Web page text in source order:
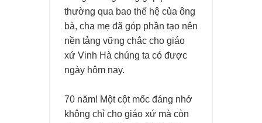
thường qua bao thế hệ của ông
bà, cha mẹ đã góp phần tạo nên
nền tảng vững chắc cho giáo
xứ Vinh Hà chúng ta có được
ngày hôm nay.
70 năm! Một cột mốc đáng nhớ
không chỉ cho giáo xứ mà còn